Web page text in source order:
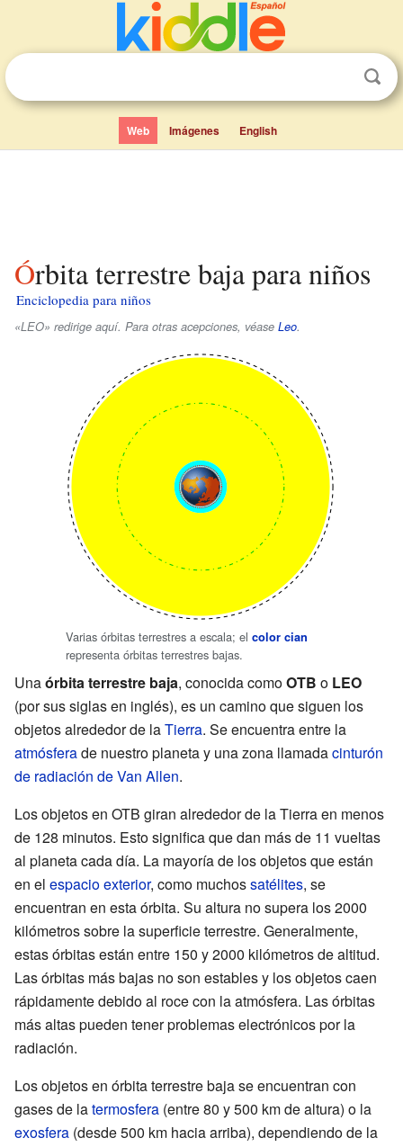
Web Imágenes English
Órbita terrestre baja para niños
Enciclopedia para niños
«LEO» redirige aquí. Para otras acepciones, véase Leo.
Varias órbitas terrestres a escala; el color cian
representa órbitas terrestres bajas.
Unaórbita terrestre baja, conocida comoOTB o LEO
(por sus siglas en inglés), es un camino que siguen los
objetos alrededor de laTierra. Se encuentra entre la
atmósferade nuestro planeta y una zona llamadacinturón
de radiación de Van Allen.
Los objetos en OTB giran alrededor de la Tierra en menos
de 128 minutos. Esto significa que dan más de 11 vueltas
al planeta cada día. La mayoría de los objetos que están
en el espacio exterior, como muchossatélites, se
encuentran en esta órbita. Su altura no supera los 2000
kilómetros sobre la superficie terrestre. Generalmente,
estas órbitas están entre 150 y 2000 kilómetros de altitud.
Las órbitas más bajas no son estables y los objetos caen
rápidamente debido al roce con la atmósfera. Las órbitas
más altas pueden tener problemas electrónicos por la
radiación.
Los objetos en órbita terrestre baja se encuentran con
gases de latermosfera (entre 80 y 500 km de altura) o la
exosfera (desde 500 km hacia arriba), dependiendo de la